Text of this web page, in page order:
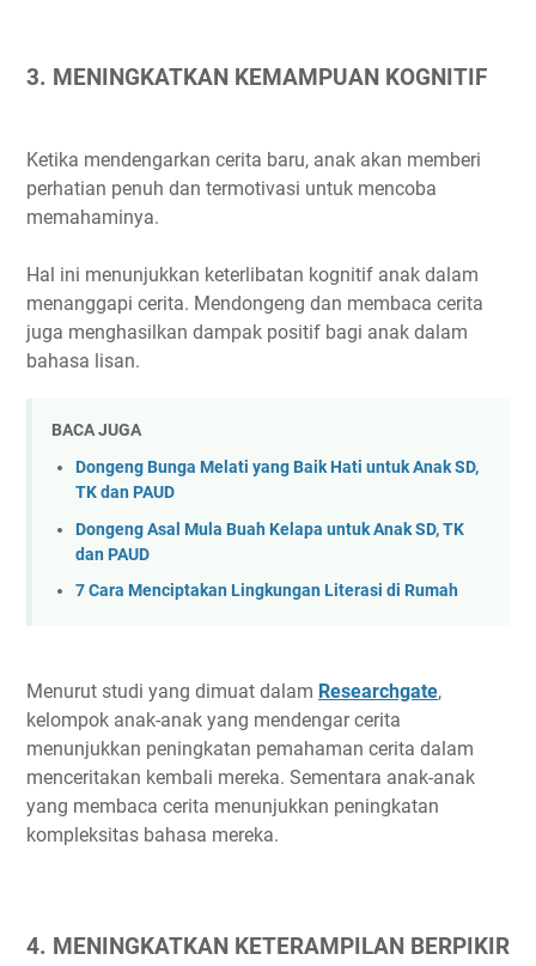
3. MENINGKATKAN KEMAMPUAN KOGNITIF
Ketika mendengarkan cerita baru, anak akan memberi
perhatian penuh dan termotivasi untuk mencoba
memahaminya.
Hal ini menunjukkan keterlibatan kognitif anak dalam
menanggapi cerita. Mendongeng dan membaca cerita
juga menghasilkan dampak positif bagi anak dalam
bahasa lisan.
BACA JUGA
Dongeng Bunga Melati yang Baik Hati untuk Anak SD,
TK dan PAUD
Dongeng Asal Mula Buah Kelapa untuk Anak SD, TK
dan PAUD
7 Cara Menciptakan Lingkungan Literasi di Rumah
Menurut studi yang dimuat dalam Researchgate,
kelompok anak-anak yang mendengar cerita
menunjukkan peningkatan pemahaman cerita dalam
menceritakan kembali mereka. Sementara anak-anak
yang membaca cerita menunjukkan peningkatan
kompleksitas bahasa mereka.
4. MENINGKATKAN KETERAMPILAN BERPIKIR